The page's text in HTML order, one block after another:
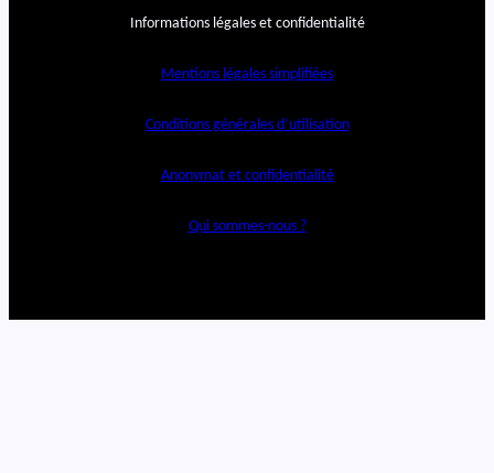
Informations légales et confidentialité
Mentions légales simplifiées
Conditions générales d’utilisation
Anonymat et confidentialité
Qui sommes-nous ?